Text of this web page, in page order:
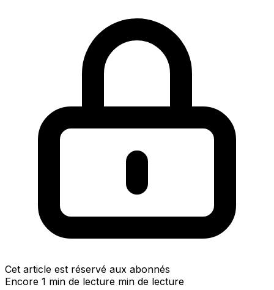
Cet article est réservé aux abonnés
Encore 1 min de lecture min de lecture